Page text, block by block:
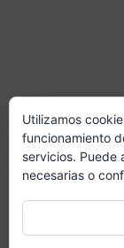
Utilizamos
funcionamiento
servicios. Puede
necesarias o